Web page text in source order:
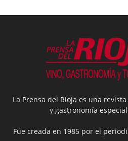
La Prensa del Rioja es una
y gastronomía
Fue creada en 1985 por el